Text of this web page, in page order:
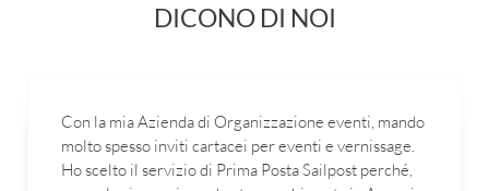
DICONO DI NOI
Con la mia Azienda di Organizzazione eventi, mando
molto spesso inviti cartacei per eventi e vernissage.
Ho scelto il servizio di Prima Posta Sailpost perché,